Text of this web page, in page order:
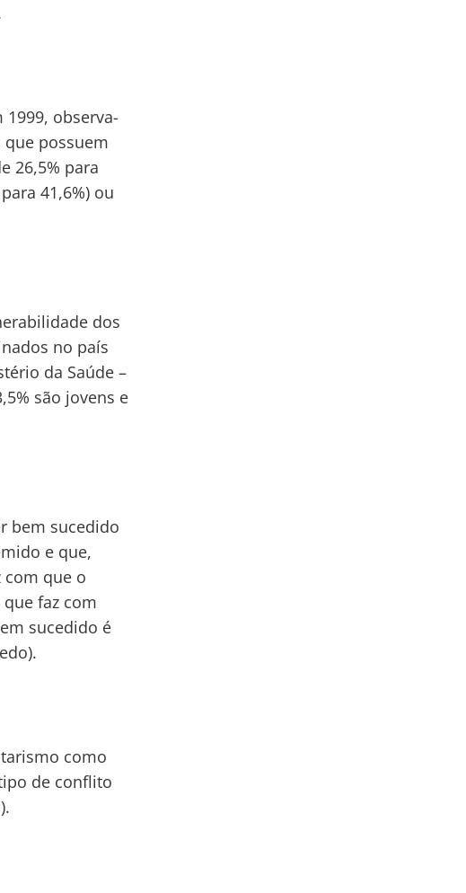
observa-
possuem
26,5% para
41,6%) ou
dos
no país
da Saúde –
são jovens e
bem sucedido
e que,
com que o
faz com
sucedido é
como
de conflito